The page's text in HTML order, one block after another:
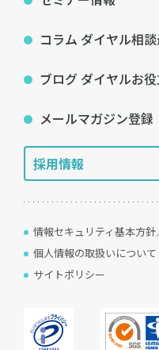
コラム ダイヤル相
ブログ ダイヤルお
メールマガジン登録
採用情報
情報セキュリティ基本方
個人情報の取扱いについて
サイトポリシー